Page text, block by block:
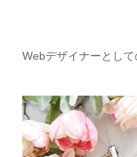
Webデザイナーとし